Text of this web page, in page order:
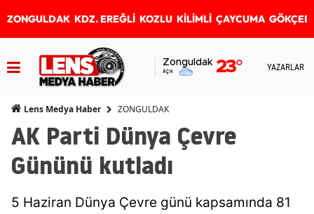
ZONGULDAK KDZ. EREĞLİ KOZLU KİLİMLİ ÇAYCUMA
Zonguldak
Açık 23° YAZARLAR
Lens Medya Haber ZONGULDAK
AK Parti Dünya Çevre
Gününü kutladı
5 Haziran Dünya Çevre günü kapsamında 81